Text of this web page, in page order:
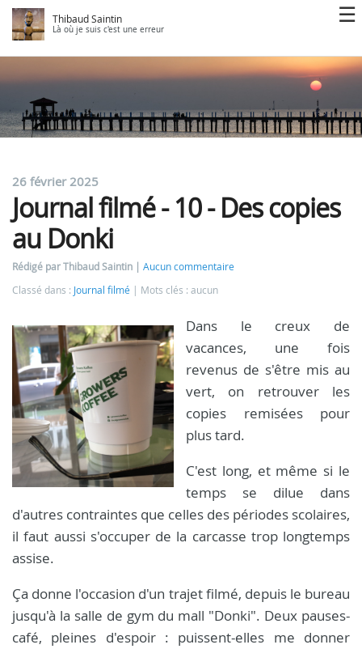
Thibaud Saintin
Là où je suis c'est une erreur
26 février 2025
Journal filmé - 10 - Des copies
au Donki
Rédigé par Thibaud Saintin
Aucun commentaire
Classé dans : Journal filmé Mots clés : aucun
Dans le creux de
vacances, une fois
revenus de s'être mis au
vert, on retrouver les
copies remisées pour
plus tard.
C'est long, et même si le
temps se dilue dans
d'autres contraintes que celles des périodes scolaires,
il faut aussi s'occuper de la carcasse trop longtemps
assise.
Ça donne l'occasion d'un trajet filmé, depuis le bureau
jusqu'à la salle de gym du mall "Donki". Deux pauses-
café, pleines d'espoir : puissent-elles me donner